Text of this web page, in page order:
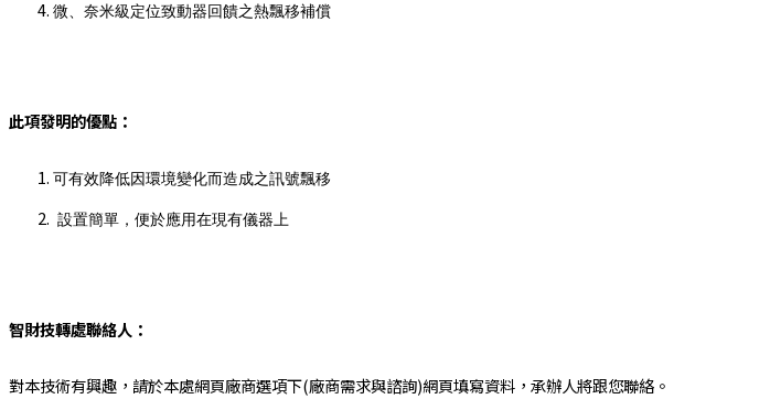
微、奈米級定位致動器回饋之熱飄移補償
此項發明的優點：
可有效降低因環境變化而造成之訊號飄移
設置簡單，便於應用在現有儀器上
智財技轉處聯絡人：
對本技術有興趣，請於本處網頁廠商選項下(廠商需求與諮詢)網頁填寫資料，承辦人將跟您聯絡。